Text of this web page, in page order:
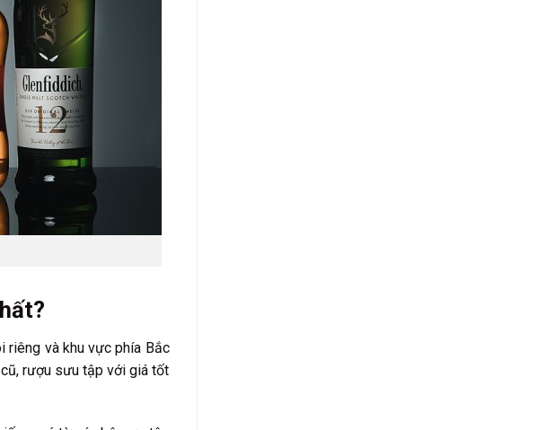
riêng và khu vực phía Bắc
rượu sưu tập với giá tốt